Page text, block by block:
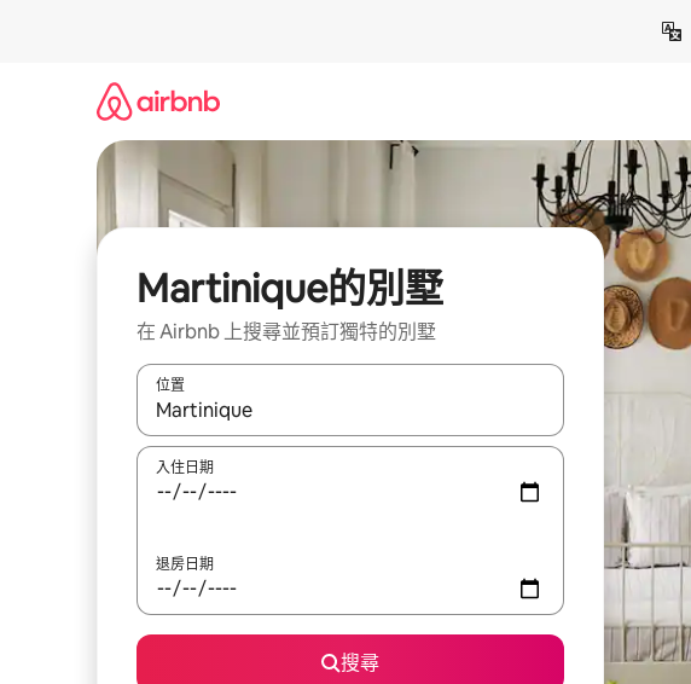
Martinique的別墅
在 Airbnb 上搜尋並預訂獨特的別墅
位置
如有搜尋結果，瀏覽內容時請使用上下箭頭，或輕點、滑動裝置。
入住日期
退房日期
搜尋